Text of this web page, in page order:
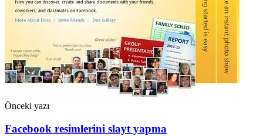
Önceki yazı
Facebook resimlerini slayt yapma